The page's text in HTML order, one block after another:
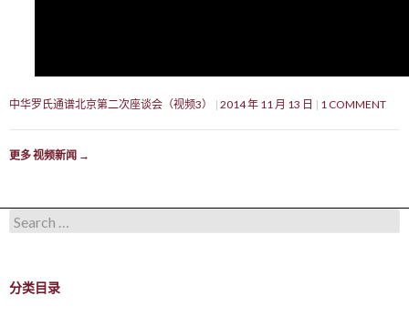
中华罗氏通谱北京第二次座谈会（视频3） 2014 年 11 月 13 日 1 COMMENT
更多 视频新闻 →
Search for:
分类目录